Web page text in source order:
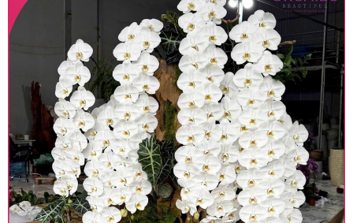
Lưu ý trước khi đặt hàng
• Về cây hoa: Một chậu hoa lan hồ điệp đẹp và
hoàn chỉnh sẽ được phối ghép từ nhiều cây hoa
và tạo dáng hoàn toàn thủ công nên có thể sẽ
khác nhau đôi chút giữa sản phẩm thực tế và